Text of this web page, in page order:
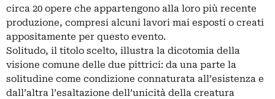
circa 20 opere che appartengono alla loro più recente
produzione, compresi alcuni lavori mai esposti o creati
appositamente per questo evento.
Solitudo, il titolo scelto, illustra la dicotomia della
visione comune delle due pittrici: da una parte la
solitudine come condizione connaturata all’esistenza e
dall’altra l’esaltazione dell’unicità della creatura